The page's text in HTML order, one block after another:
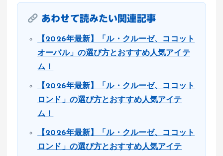
あわせて読みたい関連記事
【2026年最新】「ル・クルーゼ、ココット
オーバル」の選び方とおすすめ人気アイテ
ム！
【2026年最新】「ル・クルーゼ、ココット
ロンド」の選び方とおすすめ人気アイテ
ム！
【2026年最新】「ル・クルーゼ、ココット
ロンド」の選び方とおすすめ人気アイテ